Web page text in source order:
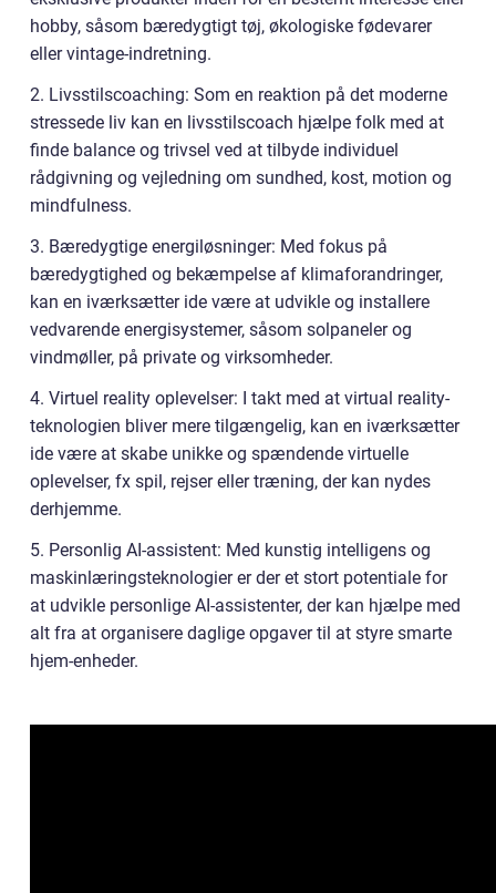
hobby, såsom bæredygtigt tøj, økologiske fødevarer
eller vintage-indretning.
2. Livsstilscoaching: Som en reaktion på det moderne
stressede liv kan en livsstilscoach hjælpe folk med at
finde balance og trivsel ved at tilbyde individuel
rådgivning og vejledning om sundhed, kost, motion og
mindfulness.
3. Bæredygtige energiløsninger: Med fokus på
bæredygtighed og bekæmpelse af klimaforandringer,
kan en iværksætter ide være at udvikle og installere
vedvarende energisystemer, såsom solpaneler og
vindmøller, på private og virksomheder.
4. Virtuel reality oplevelser: I takt med at virtual reality-
teknologien bliver mere tilgængelig, kan en iværksætter
ide være at skabe unikke og spændende virtuelle
oplevelser, fx spil, rejser eller træning, der kan nydes
derhjemme.
5. Personlig AI-assistent: Med kunstig intelligens og
maskinlæringsteknologier er der et stort potentiale for
at udvikle personlige AI-assistenter, der kan hjælpe med
alt fra at organisere daglige opgaver til at styre smarte
hjem-enheder.